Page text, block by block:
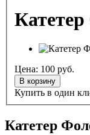
Цена: 100 руб.
В корзину
Купить в один
Катетер